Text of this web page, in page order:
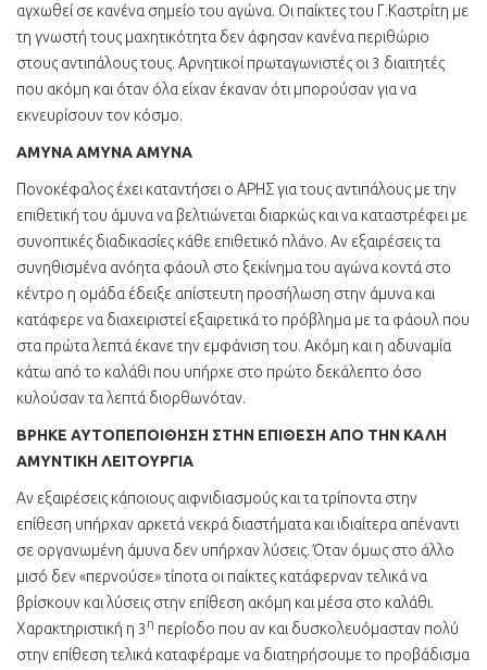
αγχωθεί σε κανένα σημείο του αγώνα. Οι παίκτες του Γ.Καστρίτη με
τη γνωστή τους μαχητικότητα δεν άφησαν κανένα περιθώριο
στους αντιπάλους τους. Αρνητικοί πρωταγωνιστές οι 3 διαιτητές
που ακόμη και όταν όλα είχαν έκαναν ότι μπορούσαν για να
εκνευρίσουν τον κόσμο.
ΑΜΥΝΑ ΑΜΥΝΑ ΑΜΥΝΑ
Πονοκέφαλος έχει καταντήσει ο ΑΡΗΣ για τους αντιπάλους με την
επιθετική του άμυνα να βελτιώνεται διαρκώς και να καταστρέφει με
συνοπτικές διαδικασίες κάθε επιθετικό πλάνο. Αν εξαιρέσεις τα
συνηθισμένα ανόητα φάουλ στο ξεκίνημα του αγώνα κοντά στο
κέντρο η ομάδα έδειξε απίστευτη προσήλωση στην άμυνα και
κατάφερε να διαχειριστεί εξαιρετικά το πρόβλημα με τα φάουλ που
στα πρώτα λεπτά έκανε την εμφάνιση του. Ακόμη και η αδυναμία
κάτω από το καλάθι που υπήρχε στο πρώτο δεκάλεπτο όσο
κυλούσαν τα λεπτά διορθωνόταν.
ΒΡΗΚΕ ΑΥΤΟΠΕΠΟΙΘΗΣΗ ΣΤΗΝ ΕΠΙΘΕΣΗ ΑΠΟ ΤΗΝ ΚΑΛΗ
ΑΜΥΝΤΙΚΗ ΛΕΙΤΟΥΡΓΙΑ
Αν εξαιρέσεις κάποιους αιφνιδιασμούς και τα τρίποντα στην
επίθεση υπήρχαν αρκετά νεκρά διαστήματα και ιδιαίτερα απέναντι
σε οργανωμένη άμυνα δεν υπήρχαν λύσεις. Όταν όμως στο άλλο
μισό δεν «περνούσε» τίποτα οι παίκτες κατάφερναν τελικά να
βρίσκουν και λύσεις στην επίθεση ακόμη και μέσα στο καλάθι.
Χαρακτηριστική η 3 η περίοδο που αν και δυσκολευόμασταν πολύ
στην επίθεση τελικά καταφέραμε να διατηρήσουμε το προβάδισμα